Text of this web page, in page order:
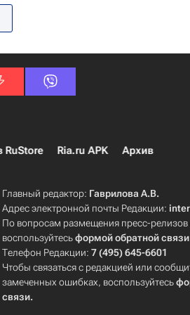
RuStore Ria.ru APK Архив
Главный редактор: Гаврилова А.В.
Адрес электронной почты Редакции:
По вопросам размещения пресс-
воспользуйтесьформой обратной связи
Телефон Редакции:7 (495) 645-6601
Чтобы связаться с редакцией или
замеченных ошибках, воспользуйтесь
связи.